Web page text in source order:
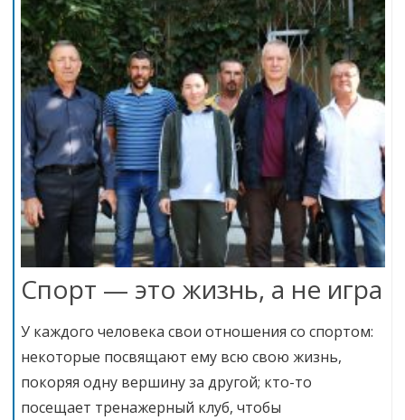
Спорт — это жизнь, а не игра
У каждого человека свои отношения со спортом:
некоторые посвящают ему всю свою жизнь,
покоряя одну вершину за другой; кто-то
посещает тренажерный клуб, чтобы